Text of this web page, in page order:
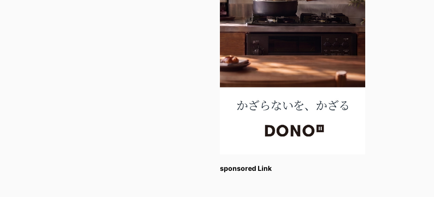
sponsored Link